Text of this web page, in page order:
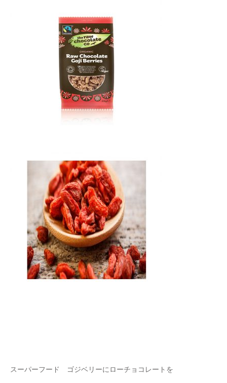
スーパーフード ゴジベリーにローチョコレートを